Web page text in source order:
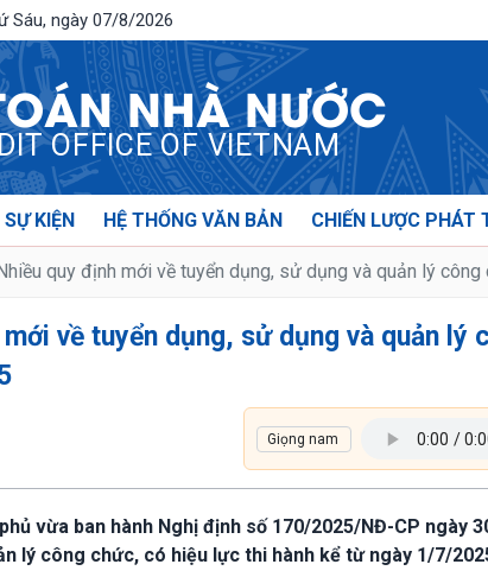
Sáu, ngày 07/8/2026
NHÀ NƯỚC
OFFICE OF VIETNAM
KIỆN HỆ THỐNG VĂN BẢN CHIẾN LƯỢC PHÁT
quy định mới về tuyển dụng, sử dụng và quản lý
mới về tuyển dụng, sử dụng và quản lý
vừa ban hành Nghị định số 170/2025/NĐ-CP ngày
lý công chức, có hiệu lực thi hành kể từ ngày 1/7/